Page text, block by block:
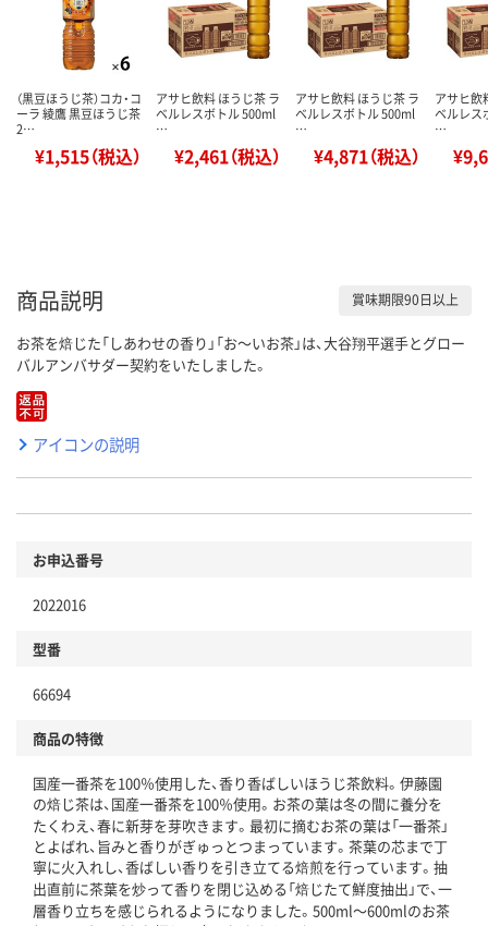
（黒豆ほうじ茶）コカ・コ
ーラ 綾鷹 黒豆ほうじ茶
2…
¥1,515（税込）
アサヒ飲料 ほうじ茶 ラ
ベルレスボトル 500ml
…
¥2,461（税込）
アサヒ飲料 ほうじ茶 ラ
ベルレスボトル 500ml
…
¥4,871（税込）
アサヒ飲
ベルレス
…
商品説明 賞味期限90日以上
お茶を焙じた「しあわせの香り」「お～いお茶」は、大谷翔平選手とグロー
バルアンバサダー契約をいたしました。
アイコンの説明
お申込番号
2022016
型番
66694
商品の特徴
国産一番茶を100％使用した、香り香ばしいほうじ茶飲料。伊藤園
の焙じ茶は、国産一番茶を100％使用。お茶の葉は冬の間に養分を
たくわえ、春に新芽を芽吹きます。最初に摘むお茶の葉は「一番茶」
とよばれ、旨みと香りがぎゅっとつまっています。茶葉の芯まで丁
寧に火入れし、香ばしい香りを引き立てる焙煎を行っています。抽
出直前に茶葉を炒って香りを閉じ込める「焙じたて鮮度抽出」で、一
層香り立ちを感じられるようになりました。500ml～600mlのお茶